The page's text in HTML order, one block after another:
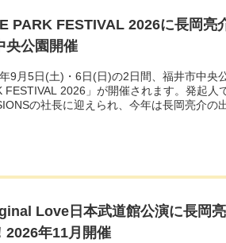
PARK FESTIVAL 2026に長岡亮
央公園開催
9月5日(土)・6日(日)の2日間、福井市中央
FESTIVAL 2026」が開催されます。発起人
の社長に迎えられ、今年は長岡亮介の
Love日本武道館公演に長岡
2026年11月開催